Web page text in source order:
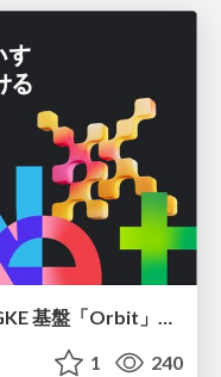
認知負荷をGemini で溶かす — GKE 基盤「Orbit」における AI エージェントの実践
1 240